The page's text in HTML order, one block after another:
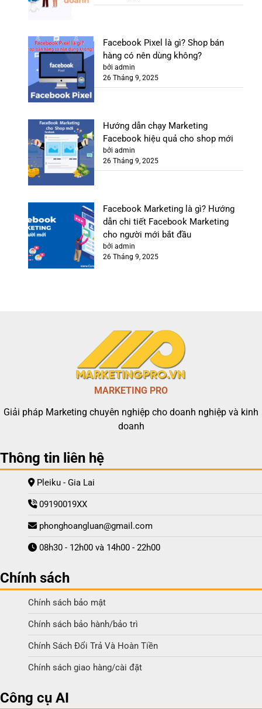
Facebook Pixel là gì? Shop bán
hàng có nên dùng không?
bởi admin
26 Tháng 9, 2025
Hướng dẫn chạy Marketing
Facebook hiệu quả cho shop mới
bởi admin
26 Tháng 9, 2025
Facebook Marketing là gì? Hướng
dẫn chi tiết Facebook Marketing
cho người mới bắt đầu
bởi admin
26 Tháng 9, 2025
MARKETING PRO
Giải pháp Marketing chuyên nghiệp cho doanh nghiệp và kinh
doanh
Thông tin liên hệ
Pleiku - Gia Lai
09190019XX
phonghoangluan@gmail.com
08h30 - 12h00 và 14h00 - 22h00
Chính sách
Chính sách bảo mật
Chính sách bảo hành/bảo trì
Chính Sách Đổi Trả Và Hoàn Tiền
Chính sách giao hàng/cài đặt
Công cụ AI